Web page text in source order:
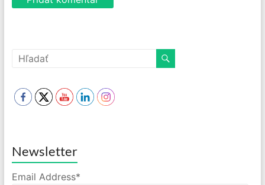
Newsletter
Email Address*